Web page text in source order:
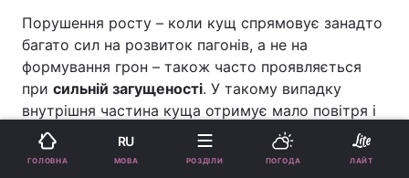
Порушення росту – коли кущ спрямовує занадто
багато сил на розвиток пагонів, а не на
формування грон – також часто проявляється
при сильній загущеності. У такому випадку
внутрішня частина куща отримує мало повітря і
світла, тому його варто прорідити і прибрати
зайві пагони.
ГОЛОВНА
RU
МОВА РОЗДІЛИ ПОГОДА ЛАЙТ